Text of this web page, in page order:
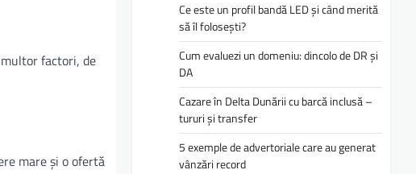
factori, de
mare și o ofertă
Ce este un profil bandă LED și când merită
să îl folosești?
Cum evaluezi un domeniu: dincolo de DR și
DA
Cazare în Delta Dunării cu barcă inclusă –
tururi și transfer
5 exemple de advertoriale care au generat
vânzări record